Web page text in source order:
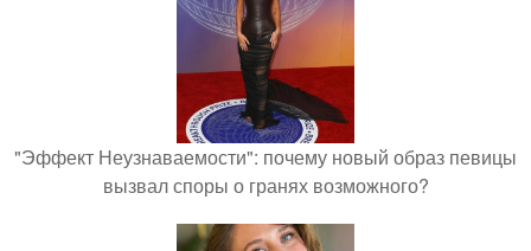
"Эффект Неузнаваемости": почему новый образ певицы
вызвал споры о гранях возможного?